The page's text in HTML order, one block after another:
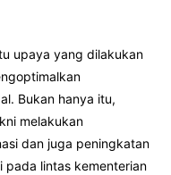
upaya yang dilakukan
Bukan hanya itu,
melakukan
dan juga peningkatan
pada lintas kementerian